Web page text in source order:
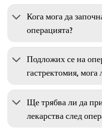
Кога мога да
операцията?
Подложих се на
гастректомия, мога
Ще трябва ли да
лекарства след